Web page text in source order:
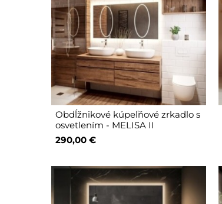
Obdĺžnikové kúpeľňové zrkadlo s
osvetlením - MELISA II
290,00 €